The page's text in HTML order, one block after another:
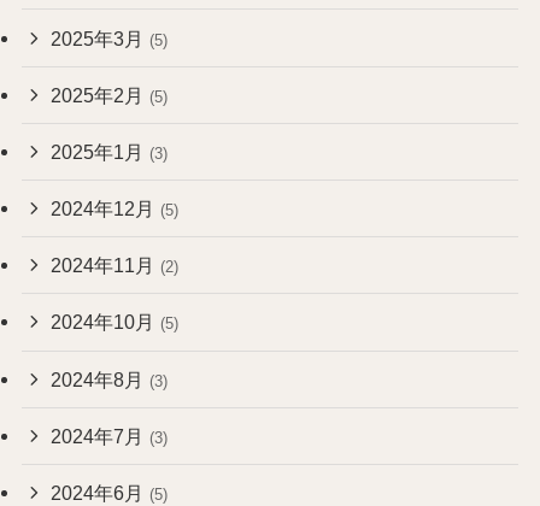
2025年3月 (5)
2025年2月 (5)
2025年1月 (3)
2024年12月 (5)
2024年11月 (2)
2024年10月 (5)
2024年8月 (3)
2024年7月 (3)
2024年6月 (5)